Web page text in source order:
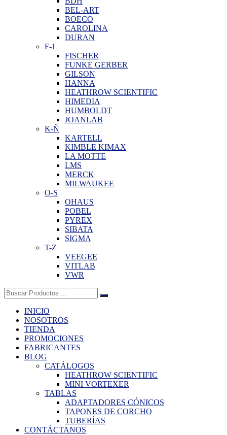
BEL-ART
BOECO
CAROLINA
DURAN
F-J
FISCHER
FUNKE GERBER
GILSON
HANNA
HEATHROW SCIENTIFIC
HIMEDIA
HUMBOLDT
JOANLAB
K-Ñ
KARTELL
KIMBLE KIMAX
LA MOTTE
LMS
MERCK
MILWAUKEE
O-S
OHAUS
POBEL
PYREX
SIBATA
SIGMA
T-Z
VEEGEE
VITLAB
VWR
Buscar:
INICIO
NOSOTROS
TIENDA
PROMOCIONES
FABRICANTES
BLOG
CATÁLOGOS
HEATHROW SCIENTIFIC
MINI VORTEXER
TABLAS
ADAPTADORES CÓNICOS
TAPONES DE CORCHO
TUBERÍAS
CONTÁCTANOS